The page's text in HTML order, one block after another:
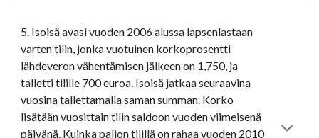
5. Isoisä avasi vuoden 2006 alussa lapsenlastaan
varten tilin, jonka vuotuinen korkoprosentti
lähdeveron vähentämisen jälkeen on 1,750, ja
talletti tilille 700 euroa. Isoisä jatkaa seuraavina
vuosina tallettamalla saman summan. Korko
lisätään vuosittain tilin saldoon vuoden viimeisenä
päivänä. Kuinka paljon tilillä on rahaa vuoden 2010